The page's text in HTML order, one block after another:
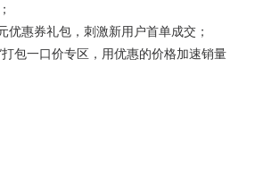
优惠券礼包，刺激新用户首单成交；
包一口价专区，用优惠的价格加速销量